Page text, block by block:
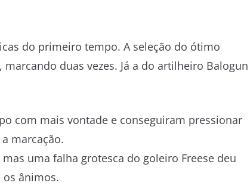
do primeiro tempo. A seleção do ótimo
duas vezes. Já a do artilheiro Balogun
com mais vontade e conseguiram pressionar
marcação.
uma falha grotesca do goleiro Freese deu
ânimos.